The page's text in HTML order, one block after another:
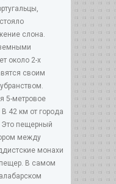
слона.
около 2-х
своим
5-метровое
42 км от города
Это пещерный
между
монахи
В самом